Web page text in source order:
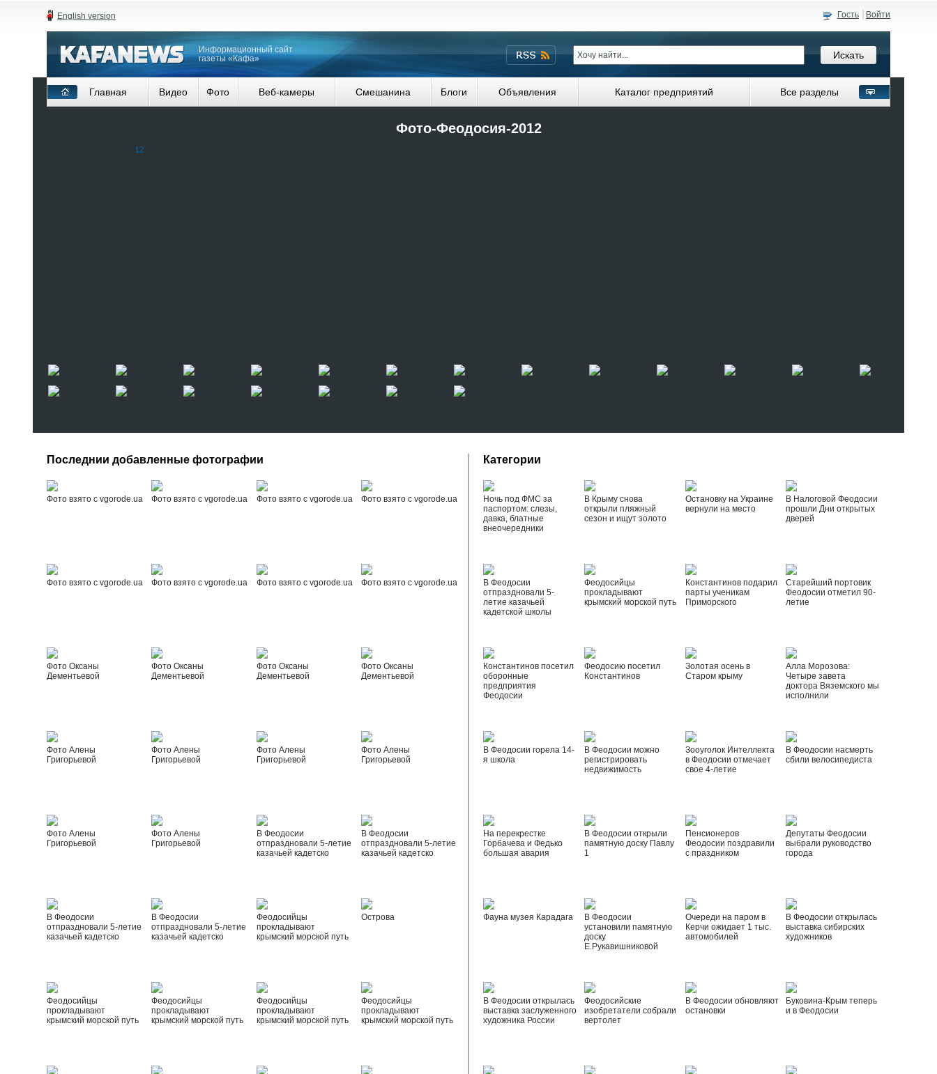
English version Гость Войти
Информационный сайт
газеты «Кафа»
Главная Видео Фото Веб-камеры Смешанина Блоги Объявления Каталог предприятий Все разделы
Фото-Феодосия-2012
Последнии добавленные фотографии
Фото взято с vgorode.ua Фото взято с vgorode.ua Фото взято с vgorode.ua Фото взято с vgorode.ua
Фото взято с vgorode.ua Фото взято с vgorode.ua Фото взято с vgorode.ua Фото взято с vgorode.ua
Фото Оксаны
Дементьевой
Фото Оксаны
Дементьевой
Фото Оксаны
Дементьевой
Фото Оксаны
Дементьевой
Фото Алены
Григорьевой
Фото Алены
Григорьевой
Фото Алены
Григорьевой
Фото Алены
Григорьевой
Фото Алены
Григорьевой
Фото Алены
Григорьевой
В Феодосии
отпраздновали 5-летие
казачьей кадетско
В Феодосии
отпраздновали 5-летие
казачьей кадетско
В Феодосии
отпраздновали 5-летие
казачьей кадетско
В Феодосии
отпраздновали 5-летие
казачьей кадетско
Феодосийцы
прокладывают
крымский морской путь
Острова
Феодосийцы
прокладывают
крымский морской путь
Феодосийцы
прокладывают
крымский морской путь
Феодосийцы
прокладывают
крымский морской путь
Феодосийцы
прокладывают
крымский морской путь
Категории
Ночь под ФМС за
паспортом: слезы,
давка, блатные
внеочередники
В Крыму снова
открыли пляжный
сезон и ищут золото
Остановку на Украине
вернули на место
В Налоговой Феодосии
прошли Дни открытых
дверей
В Феодосии
отпраздновали 5-
летие казачьей
кадетской школы
Феодосийцы
прокладывают
крымский морской путь
Константинов подарил
парты ученикам
Приморского
Старейший портовик
Феодосии отметил 90-
летие
Константинов посетил
оборонные
предприятия
Феодосии
Феодосию посетил
Константинов
Золотая осень в
Старом крыму
Алла Морозова:
Четыре завета
доктора Вяземского мы
исполнили
В Феодосии горела 14-
я школа
В Феодосии можно
регистрировать
недвижимость
Зооуголок Интеллекта
в Феодосии отмечает
свое 4-летие
В Феодосии насмерть
сбили велосипедиста
На перекрестке
Горбачева и Федько
большая авария
В Феодосии открыли
памятную доску Павлу
1
Пенсионеров
Феодосии поздравили
с праздником
Депутаты Феодосии
выбрали руководство
города
Фауна музея Карадага
В Феодосии
установили памятную
доску
Е.Рукавишниковой
Очереди на паром в
Керчи ожидает 1 тыс.
автомобилей
В Феодосии открылась
выставка сибирских
художников
В Феодосии открылась
выставка заслуженного
художника России
Феодосийские
изобретатели собрали
вертолет
В Феодосии обновляют
остановки
Буковина-Крым теперь
и в Феодосии